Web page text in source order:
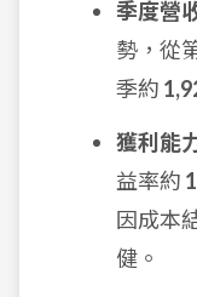
季度營
勢，從
季約
獲利能
益率約
因成本
健。